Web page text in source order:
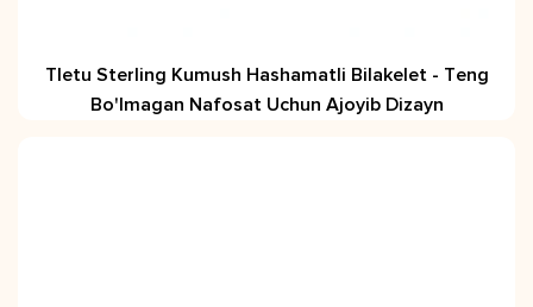
Tletu Sterling Kumush Hashamatli Bilakelet - Teng
Bo'lmagan Nafosat Uchun Ajoyib Dizayn